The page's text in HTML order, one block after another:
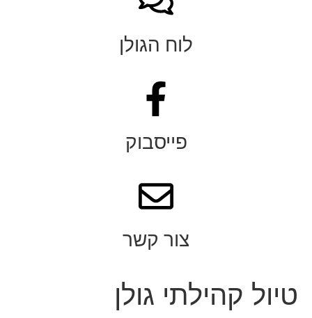
לוח הגולן
פייסבוק
צור קשר
טיול קהילתי גולן